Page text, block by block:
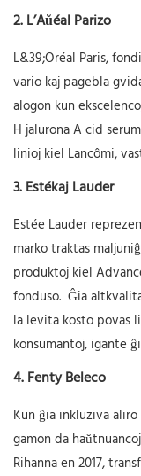
2.L’Aŭéal Parizo
L&39;Oréal Paris,
vario kaj pagebla
alogon kun
HjaluronaA cid
linioj kiel Lancômi,
3.Estékaj Lauder
Estée Lauder
marko traktas
produktoj kiel
fonduso. Ĝia
la levita kosto povas
konsumantoj, igante
4.Fenty Beleco
Kun ĝia inkluziva
gamon da
Rihanna en 2017,